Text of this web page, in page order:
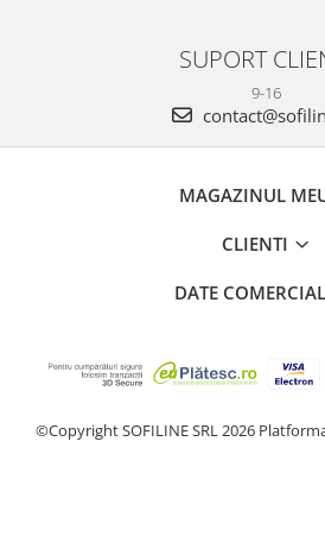
SUPORT
9-16
MAGAZINUL
CLIENTI
DATE
©Copyright SOFILINE SRL 2026